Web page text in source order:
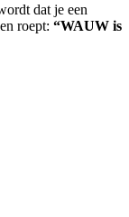
dat je een
roept: “WAUW is